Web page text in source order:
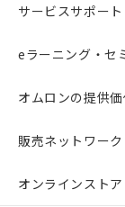
サービスサポート
eラーニング・セ
オムロンの提供
販売ネットワーク
オンラインストア